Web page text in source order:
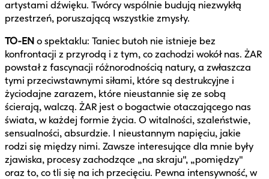
artystami dźwięku. Twórcy wspólnie budują niezwykłą
przestrzeń, poruszającą wszystkie zmysły.
TO-EN o spektaklu: Taniec butoh nie istnieje bez
konfrontacji z przyrodą i z tym, co zachodzi wokół nas. ŻAR
powstał z fascynacji różnorodnością natury, a zwłaszcza
tymi przeciwstawnymi siłami, które są destrukcyjne i
życiodajne zarazem, które nieustannie się ze sobą
ścierają, walczą. ŻAR jest o bogactwie otaczającego nas
świata, w każdej formie życia. O witalności, szaleństwie,
sensualności, absurdzie. I nieustannym napięciu, jakie
rodzi się między nimi. Zawsze interesujące dla mnie były
zjawiska, procesy zachodzące „na skraju", „pomiędzy"
oraz to, co tli się na ich przecięciu. Pewna intensywność, w